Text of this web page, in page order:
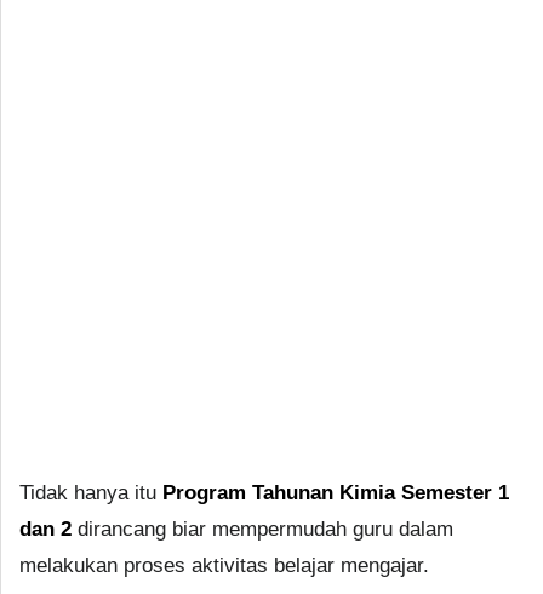
Tidak hanya itu Program Tahunan Kimia Semester 1
dan 2 dirancang biar mempermudah guru dalam
melakukan proses aktivitas belajar mengajar.